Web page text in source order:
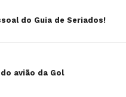
do Guia de Seriados!
avião da Gol